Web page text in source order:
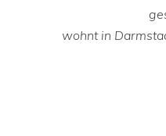
wohnt in